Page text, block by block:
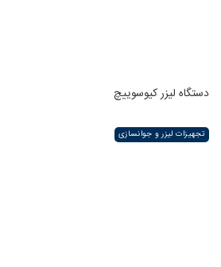
دستگاه لیزر کیوسوییچ
تجهیزات لیزر و جوانسازی